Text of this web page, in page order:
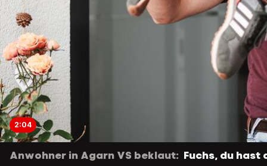
2:04
Anwohner in Agarn VS beklaut: Fuchs, du hast